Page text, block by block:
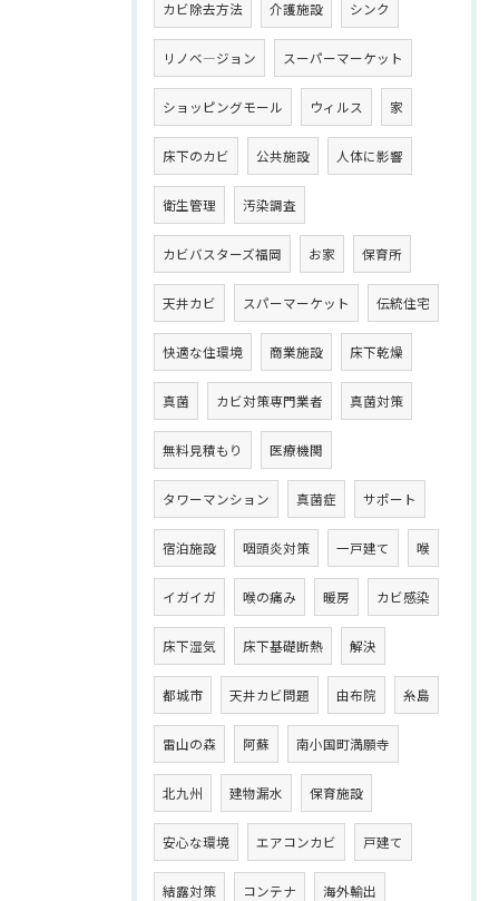
カビ除去方法 介護施設 シンク
リノベ―ジョン スーパーマーケット
ショッピングモール ウィルス 家
床下のカビ 公共施設 人体に影響
衛生管理 汚染調査
カビバスターズ福岡 お家 保育所
天井カビ スパーマーケット 伝統住宅
快適な住環境 商業施設 床下乾燥
真菌 カビ対策専門業者 真菌対策
無料見積もり 医療機関
タワーマンション 真菌症 サポート
宿泊施設 咽頭炎対策 一戸建て 喉
イガイガ 喉の痛み 暖房 カビ感染
床下湿気 床下基礎断熱 解決
都城市 天井カビ問題 由布院 糸島
雷山の森 阿蘇 南小国町満願寺
北九州 建物漏水 保育施設
安心な環境 エアコンカビ 戸建て
結露対策 コンテナ 海外輸出